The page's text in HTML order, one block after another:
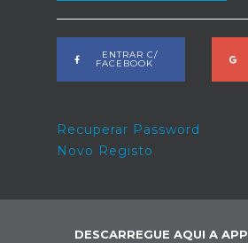
ENTRAR C/
FACEBOOK
Recuperar Password
Novo Registo
DESCARREGUE AQUI A APP